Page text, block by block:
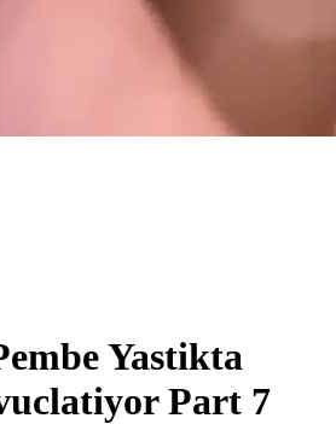
Yastikta
Part 7